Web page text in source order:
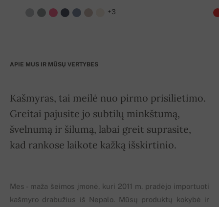
+3
APIE MUS IR MŪSŲ VERTYBES
Kašmyras, tai meilė nuo pirmo prisilietimo.
Greitai pajusite jo subtilų minkštumą,
švelnumą ir šilumą, labai greit suprasite,
kad rankose laikote kažką išskirtinio.
Mes - maža šeimos įmonė, kuri 2011 m. pradėjo importuoti
kašmyro drabužius iš Nepalo. Mūsų produktų kokybė ir